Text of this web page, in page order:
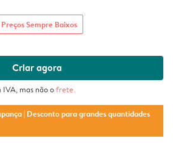
Preços Sempre Baixos
Criar agora
IVA, mas não ofrete.
| Desconto para grandes quantidades